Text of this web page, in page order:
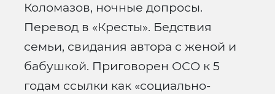
Коломазов, ночные допросы.
Перевод в «Кресты». Бедствия
семьи, свидания автора с женой и
бабушкой. Приговорен ОСО к 5
годам ссылки как «социально-